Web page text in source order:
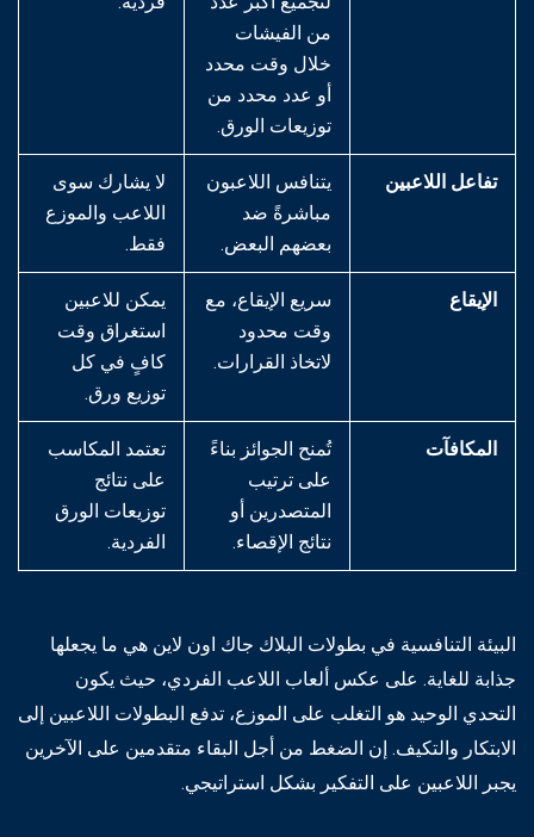
من الفيشات
خلال وقت محدد
أو عدد محدد من
توزيعات الورق.
تفاعل اللاعبين
يتنافس اللاعبون
مباشرةً ضد
بعضهم البعض.
لا يشارك سوى
اللاعب والموزع
فقط.
الإيقاع
سريع الإيقاع، مع
وقت محدود
لاتخاذ القرارات.
يمكن للاعبين
استغراق وقت
كافٍ في كل
توزيع ورق.
المكافآت
تُمنح الجوائز بناءً
على ترتيب
المتصدرين أو
نتائج الإقصاء.
تعتمد المكاسب
على نتائج
توزيعات الورق
الفردية.
البيئة التنافسية في بطولات البلاك جاك اون لاين هي ما يجعلها
جذابة للغاية. على عكس ألعاب اللاعب الفردي، حيث يكون
التحدي الوحيد هو التغلب على الموزع، تدفع البطولات اللاعبين إلى
الابتكار والتكيف. إن الضغط من أجل البقاء متقدمين على الآخرين
يجبر اللاعبين على التفكير بشكل استراتيجي.